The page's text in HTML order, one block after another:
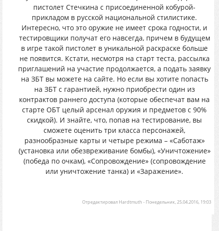
пистолет Стечкина с присоединенной кобурой-
прикладом в русской национальной стилистике.
Интересно, что это оружие не имеет срока годности, и
тестировщики получат его навсегда, причем в будущем
в игре такой пистолет в уникальной раскраске больше
не появится. Кстати, несмотря на старт теста, рассылка
приглашений на участие продолжается, а подать заявку
на ЗБТ вы можете на сайте. Но если вы хотите попасть
на ЗБТ с гарантией, нужно приобрести один из
контрактов раннего доступа (которые обеспечат вам на
старте ОБТ целый арсенал оружия и предметов с 90%
скидкой). И знайте, что, попав на тестирование, вы
сможете оценить три класса персонажей,
разнообразные карты и четыре режима – «Саботаж»
(установка или обезвреживание бомбы), «Уничтожение»
(победа по очкам), «Сопровождение» (сопровождение
или уничтожение танка) и «Заражение».
Отредактировал Hardtmuth - Понедельник, 25.04.2016, 19:03